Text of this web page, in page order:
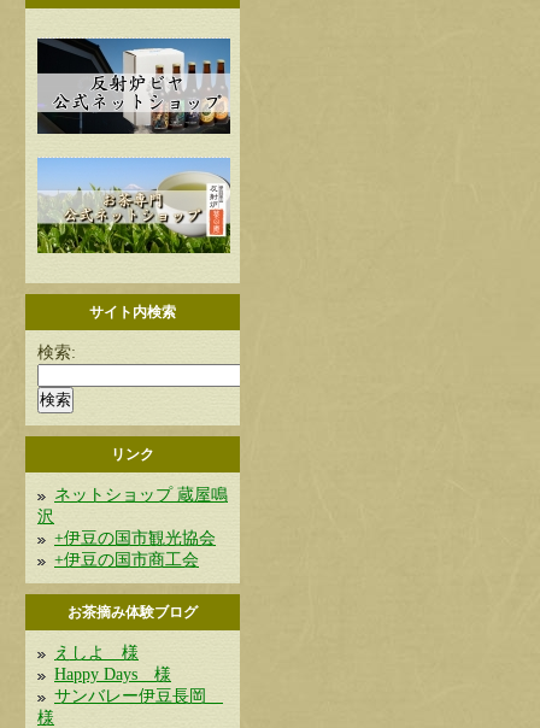
サイト内検索
検索:
リンク
ネットショップ 蔵屋鳴
沢
+伊豆の国市観光協会
+伊豆の国市商工会
お茶摘み体験ブログ
えしよ 様
Happy Days 様
サンバレー伊豆長岡
様